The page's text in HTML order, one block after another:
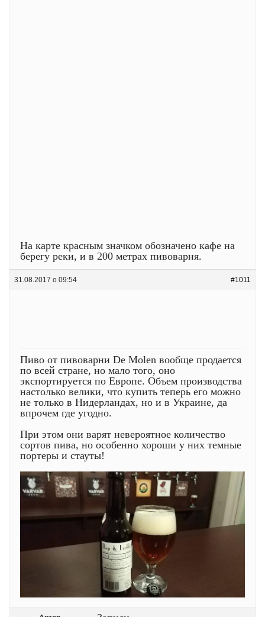
На карте красным значком обозначено кафе на
берегу реки, и в 200 метрах пивоварня.
31.08.2017 о 09:54 #1011
Пиво от пивоварни De Molen вообще продается
по всей стране, но мало того, оно
экспортируется по Европе. Объем производства
настолько велики, что купить теперь его можно
не только в Нидерландах, но и в Украине, да
впрочем где угодно.
При этом они варят невероятное количество
сортов пива, но особенно хороши у них темные
портеры и стауты!